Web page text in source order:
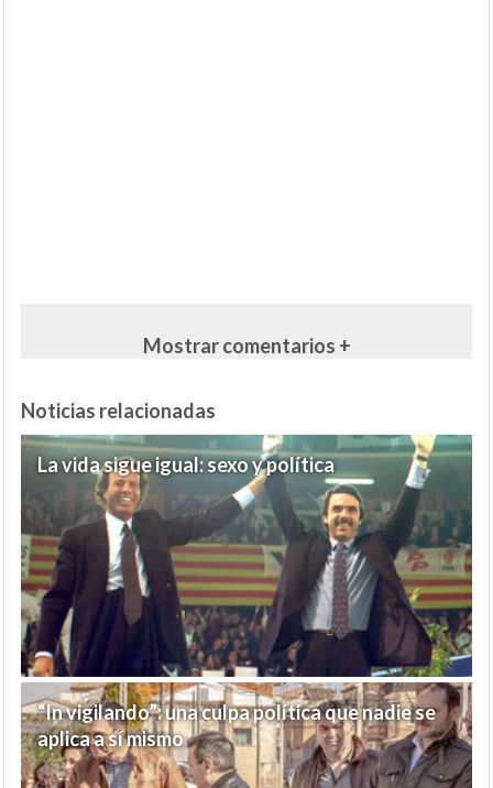
Mostrar comentarios +
Noticias relacionadas
La vida sigue igual: sexo y política
“In vigilando”: una culpa política que nadie se
aplica a sí mismo